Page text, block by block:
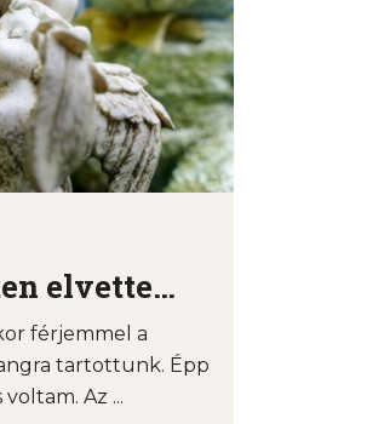
elvette…
férjemmel a
tartottunk. Épp
Az ...